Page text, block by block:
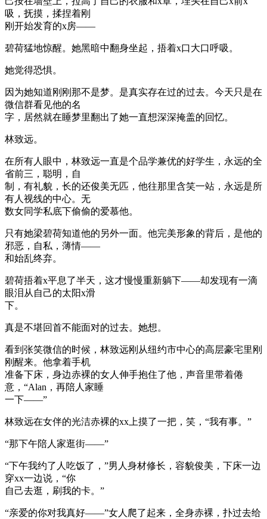
吸，抚摸，揉捏着刚
刚开始发育的x房——
碧荷猛地惊醒。她黑暗中翻身坐起，捂着x口大口呼吸。
她觉得恐惧。
因为她知道刚刚那不是梦。是真实存在过的过去。今天只是在
微信群看见他的名
字，居然就在睡梦里翻出了她一直想深深掩盖的回忆。
林致远。
在所有人眼中，林致远一直是个品学兼优的好学生，永远的全
省前三，聪明，自
制，有礼貌，长的还俊美无匹，他往那里含笑一站，永远是所
有人视线的中心。无
数女同学私底下偷偷的爱慕他。
只有她梁碧荷知道他的另外一面。他完美形象的背后，是他的
邪恶，自私，薄情——
和始乱终弃。
碧荷捂着x平息了半天，这才慢慢重新躺下——却发现有一滴
眼泪从自己的太阳x滑
下。
真是不堪回首不能面对的过去。她想。
看到张笑微信的时候，林致远刚从纽约市中心的高层豪宅里刚
刚醒来。他拿着手机
准备下床，身边赤裸的女人伸手抱住了他，声音里带着倦
意，“Alan，再陪人家睡
一下——”
林致远在女伴的光洁赤裸的xx上摸了一把，笑，“我有事。”
“那下午陪人家逛街——”
“下午我约了人吃饭了，”男人身材修长，容貌俊美，下床一边
穿xx一边说，“你
自己去逛，刷我的卡。”
“亲爱的你对我真好——”女人爬了起来，全身赤裸，扑过去给